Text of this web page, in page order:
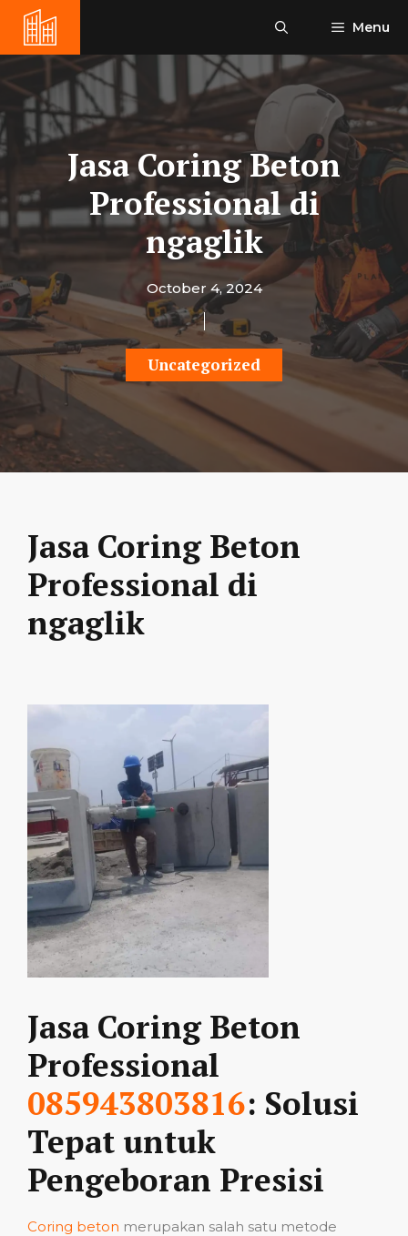
content
Menu
Jasa Coring Beton
Professional di
ngaglik
October 4, 2024
Uncategorized
Jasa Coring Beton
Professional di
ngaglik
Jasa Coring Beton
Professional
085943803816: Solusi
Tepat untuk
Pengeboran Presisi
Coring beton merupakan salah satu metode